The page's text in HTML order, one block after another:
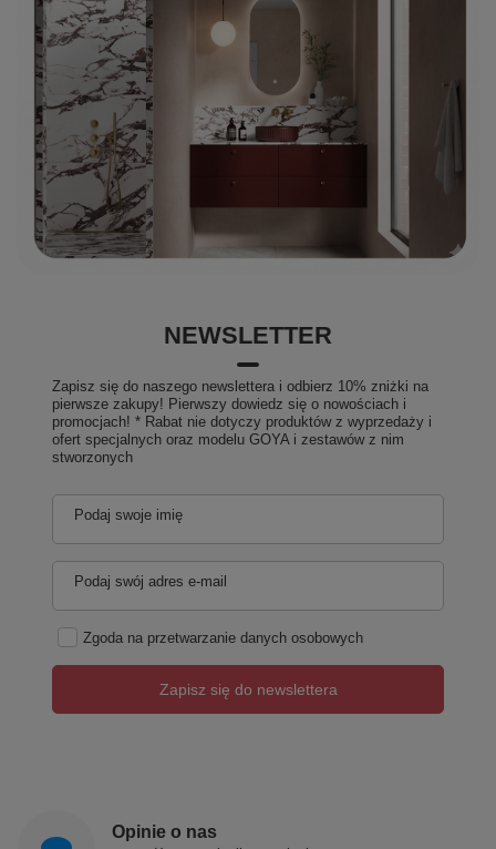
NEWSLETTER
Zapisz się do naszego newslettera i odbierz 10% zniżki na
pierwsze zakupy! Pierwszy dowiedz się o nowościach i
promocjach! * Rabat nie dotyczy produktów z wyprzedaży i
ofert specjalnych oraz modelu GOYA i zestawów z nim
stworzonych
Podaj swoje imię
Podaj swój adres e-mail
Zgoda na przetwarzanie danych osobowych
Zapisz się do newslettera
Opinie o nas